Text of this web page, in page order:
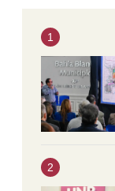
1
2